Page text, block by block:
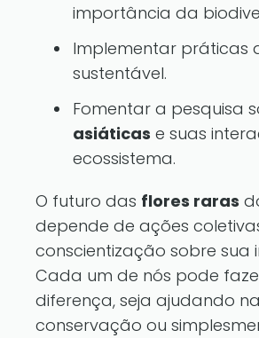
importância da
Implementar práticas
sustentável.
Fomentar a pesquisa
asiáticas e suas
ecossistema.
O futuro das flores raras
depende de ações
conscientização sobre sua
Cada um de nós pode
diferença, seja ajudando na
conservação ou